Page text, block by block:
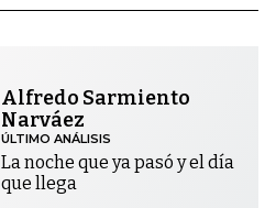
Alfredo Sarmiento
Narváez
ÚLTIMO ANÁLISIS
La noche que ya pasó y el día
que llega